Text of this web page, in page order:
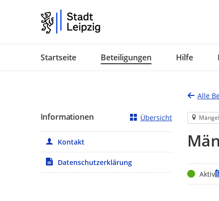
Startseite Beteiligungen Hilfe
Alle
StatusAktiv
Informationen Übersicht
Kontakt
Datenschutzerklärung